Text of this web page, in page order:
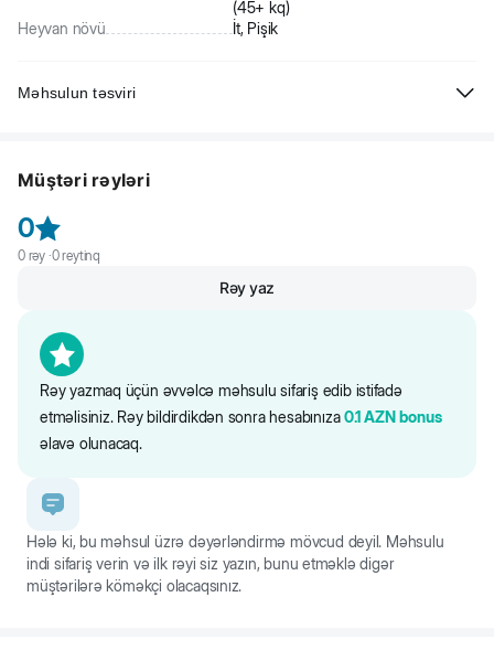
(45+ kq)
Heyvan növü
İt, Pişik
Məhsulun təsviri
məhdudlaşdırmır.
Müştəri rəyləri
0
0rəy ·0reytinq
Rəy yazmaq üçün əvvəlcə məhsulu sifariş edib istifadə
etməlisiniz. Rəy bildirdikdən sonra hesabınıza0.1 AZN bonus
əlavə olunacaq.
Rəy yaz
Hələ ki, bu məhsul üzrə dəyərləndirmə mövcud deyil. Məhsulu
indi sifariş verin və ilk rəyi siz yazın, bunu etməklə digər
müştərilərə köməkçi olacaqsınız.